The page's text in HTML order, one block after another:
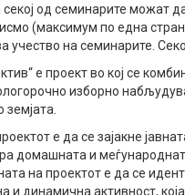
од семинарите можат
(максимум по една
учество на семинарите.
е проект во кој се
изборно
земјата.
е да се зајакне
домашната и
на проектот е да се
и динамична активност,